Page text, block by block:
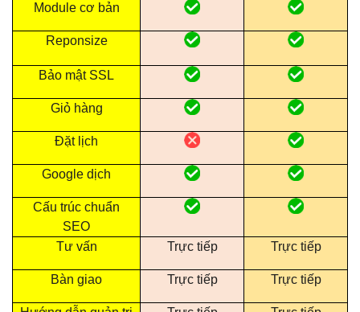
Module cơ bản
Reponsize
Bảo mật SSL
Giỏ hàng
Đặt lịch
Google dịch
Cấu trúc chuẩn
SEO
Tư vấn
Trực tiếp Trực tiếp
Bàn giao Trực tiếp Trực tiếp